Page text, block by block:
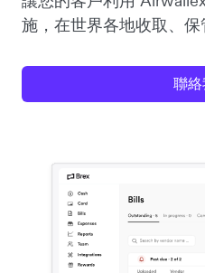
施，在世界各地收取、保
聯